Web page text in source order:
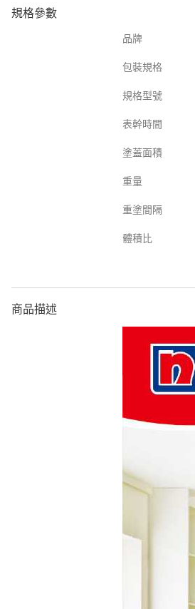
規格參數
品牌
包裝規格
規格型號
表幹時間
塗蓋面積
重量
重塗間隔
體積比
商品描述